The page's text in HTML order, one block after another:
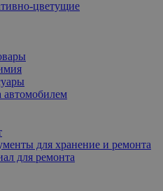
цветущие
автомобилем
для хранение и ремонта
для ремонта